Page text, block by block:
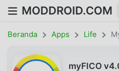
MODDROID.COM
Beranda Apps Life
myFICO